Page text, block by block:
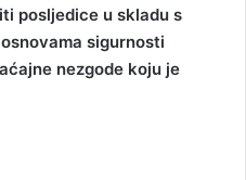
posljedice u skladu s
sigurnosti
nezgode koju je